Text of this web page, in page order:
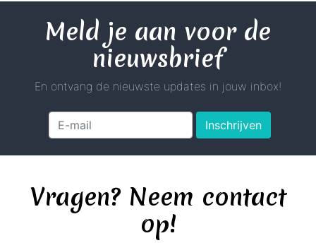
Meld je aan voor de
nieuwsbrief
En ontvang de nieuwste updates in jouw inbox!
Inschrijven
Vragen? Neem contact
op!